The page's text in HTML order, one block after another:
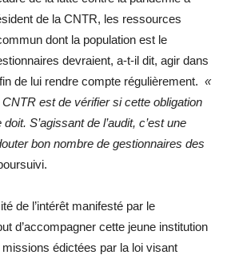
de la CNTR, les ressources
dont la population est le
devraient, a-t-il dit, agir dans
de lui rendre compte régulièrement. «
est de vérifier si cette obligation
S’agissant de l’audit, c’est une
bon nombre de gestionnaires des
de l’intérêt manifesté par le
d’accompagner cette jeune institution
édictées par la loi visant